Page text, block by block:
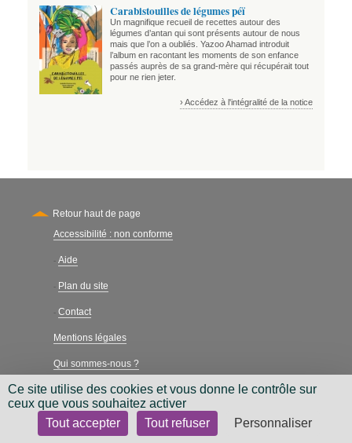
Carabistouilles de légumes péï
Un magnifique recueil de recettes autour des
légumes d’antan qui sont présents autour de nous
mais que l’on a oubliés. Yazoo Ahamad introduit
l’album en racontant les moments de son enfance
passés auprès de sa grand-mère qui récupérait tout
pour ne rien jeter.
› Accédez à l'intégralité de la notice
Retour haut de page
Secondary
Accessibilité : non conforme
- Aide
- Plan du site
- Contact
Mentions légales
Qui sommes-nous ?
Charte néthique
Ce site utilise des cookies et vous donne le contrôle sur
ceux que vous souhaitez activer
Tout accepter
Tout refuser Personnaliser